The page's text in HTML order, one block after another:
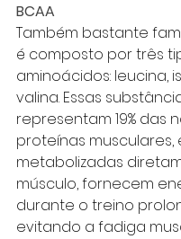
BCAA
Também bastante
é composto por três
aminoácidos: leucina,
valina. Essas
representam 19% das
proteínas musculares,
metabolizadas
músculo, fornecem
durante o treino
evitando a fadiga